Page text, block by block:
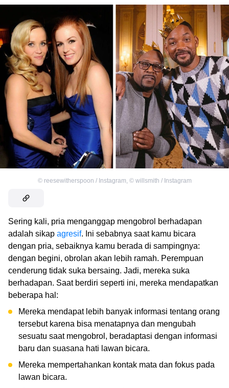
© reesewitherspoon / Instagram, © willsmith / Instagram
Sering kali, pria menganggap mengobrol berhadapan
adalah sikap agresif. Ini sebabnya saat kamu bicara
dengan pria, sebaiknya kamu berada di sampingnya:
dengan begini, obrolan akan lebih ramah. Perempuan
cenderung tidak suka bersaing. Jadi, mereka suka
berhadapan. Saat berdiri seperti ini, mereka mendapatkan
beberapa hal:
Mereka mendapat lebih banyak informasi tentang orang
tersebut karena bisa menatapnya dan mengubah
sesuatu saat mengobrol, beradaptasi dengan informasi
baru dan suasana hati lawan bicara.
Mereka mempertahankan kontak mata dan fokus pada
lawan bicara.